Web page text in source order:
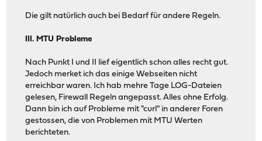
Die gilt natürlich auch bei Bedarf für andere Regeln.
III. MTU Probleme
Nach Punkt I und II lief eigentlich schon alles recht gut.
Jedoch merket ich das einige Webseiten nicht
erreichbar waren. Ich hab mehre Tage LOG-Dateien
gelesen, Firewall Regeln angepasst. Alles ohne Erfolg.
Dann bin ich auf Probleme mit "curl" in anderer Foren
gestossen, die von Problemen mit MTU Werten
berichteten.